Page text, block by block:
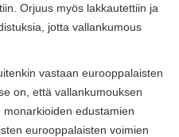
Orjuus myös lakkautettiin ja
jotta vallankumous
vastaan ​​eurooppalaisten
on, että vallankumouksen
edustamien
eurooppalaisten voimien